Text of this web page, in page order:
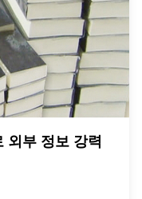
외부 정보 강력